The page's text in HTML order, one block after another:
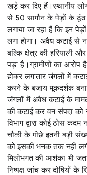
खड़े कर दिए हैं।स्थानीय
से 50 सागौन के पेड़ों के ठूंठ
लगाया जा रहा है कि इन
लगा होगा। अवैध कटाई
बल्कि क्षेत्र की हरियाली
पड़ा है।ग्रामीणों का
होकर लगातार जंगलों में
करने के बजाय मूकदर्शक
जंगलों में अवैध कटाई के
की कटाई कर वन संपदा को
विभाग द्वारा कोई ठोस
चौकी के पीछे इतनी बड़ी
को इसकी भनक तक नहीं
मिलीभगत की आशंका भी
निष्पक्ष जांच कर दोषियों के